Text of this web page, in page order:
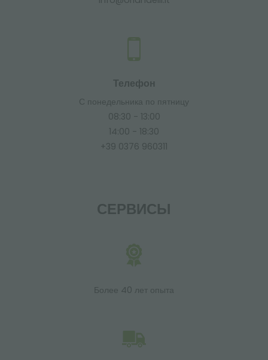
Телефон
С понедельника по пятницу
08:30 - 13:00
14:00 - 18:30
+39 0376 960311
СЕРВИСЫ
Более 40 лет опыта